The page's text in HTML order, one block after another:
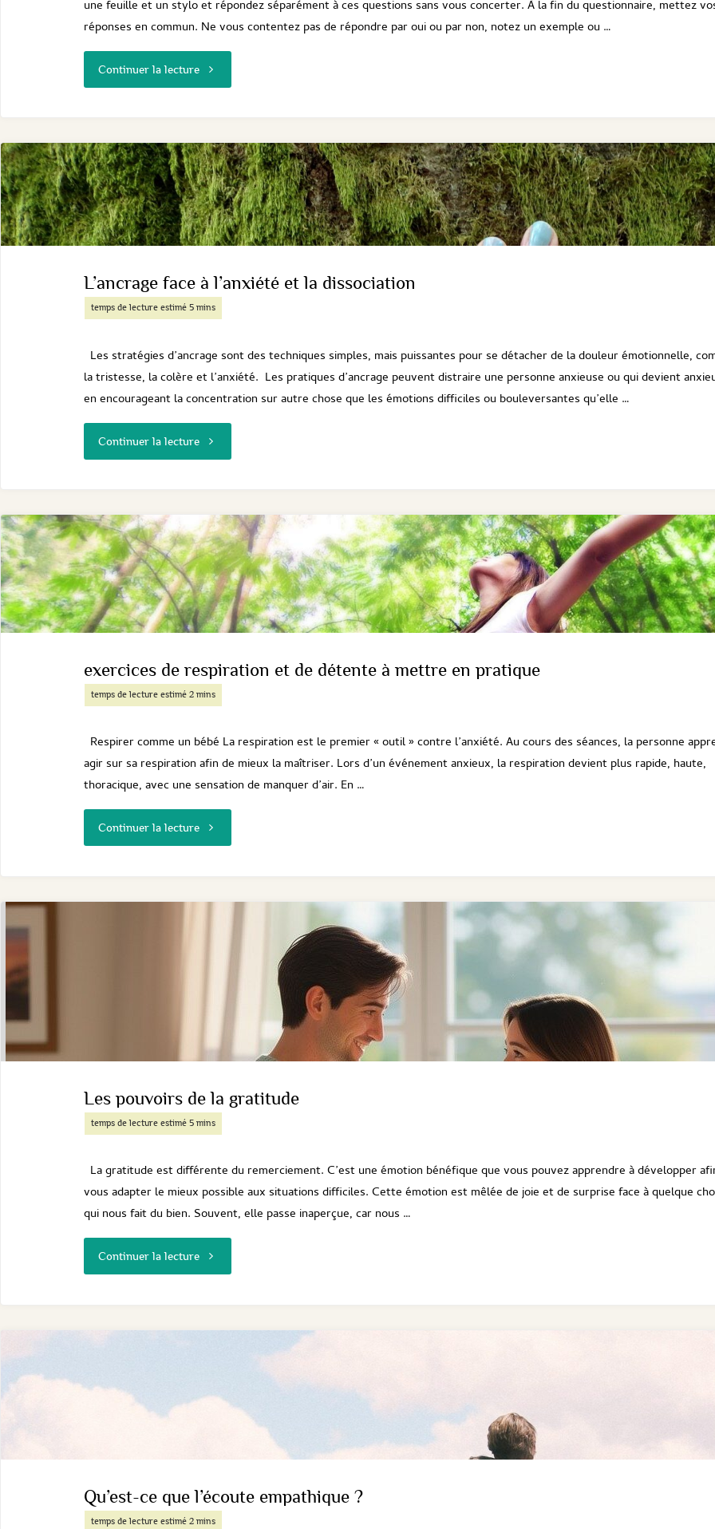
une feuille et un stylo et répondez séparément à ces questions sans vous concerter. À la fin du questionnaire, mettez
réponses en commun. Ne vous contentez pas de répondre par oui ou par non, notez un exemple ou …
Continuer la lecture"Exercice
pour
les
couples
"
L’ancrage face à l’anxiété et la dissociation
Les stratégies d’ancrage sont des techniques simples, mais puissantes pour se détacher de la douleur émotionnelle,
la tristesse, la colère et l’anxiété. Les pratiques d’ancrage peuvent distraire une personne anxieuse ou qui devient
en encourageant la concentration sur autre chose que les émotions difficiles ou bouleversantes qu’elle …
Continuer la lecture"L’ancrage
l’anxiété
et
la
exercices de respiration et de détente à mettre en pratique
Respirer comme un bébé La respiration est le premier « outil » contre l’anxiété. Au cours des séances, la personne
agir sur sa respiration afin de mieux la maîtriser. Lors d’un événement anxieux, la respiration devient plus rapide, haute,
thoracique, avec une sensation de manquer d’air. En …
Continuer la lecture"exercices
en
Les pouvoirs de la gratitude
La gratitude est différente du remerciement. C’est une émotion bénéfique que vous pouvez apprendre à développer
vous adapter le mieux possible aux situations difficiles. Cette émotion est mêlée de joie et de surprise face à quelque
qui nous fait du bien. Souvent, elle passe inaperçue, car nous …
Continuer la lecture"Les
gratitude
Qu’est-ce que l’écoute empathique ?